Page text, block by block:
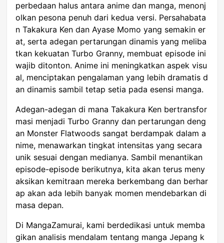
perbedaan halus antara anime dan manga, menonj
olkan pesona penuh dari kedua versi. Persahabata
n Takakura Ken dan Ayase Momo yang semakin er
at, serta adegan pertarungan dinamis yang meliba
tkan kekuatan Turbo Granny, membuat episode ini
wajib ditonton. Anime ini meningkatkan aspek visu
al, menciptakan pengalaman yang lebih dramatis d
an dinamis sambil tetap setia pada esensi manga.
Adegan-adegan di mana Takakura Ken bertransfor
masi menjadi Turbo Granny dan pertarungan deng
an Monster Flatwoods sangat berdampak dalam a
nime, menawarkan tingkat intensitas yang secara
unik sesuai dengan medianya. Sambil menantikan
episode-episode berikutnya, kita akan terus meny
aksikan kemitraan mereka berkembang dan berhar
ap akan ada lebih banyak momen mendebarkan di
masa depan.
Di MangaZamurai, kami berdedikasi untuk memba
gikan analisis mendalam tentang manga Jepang k